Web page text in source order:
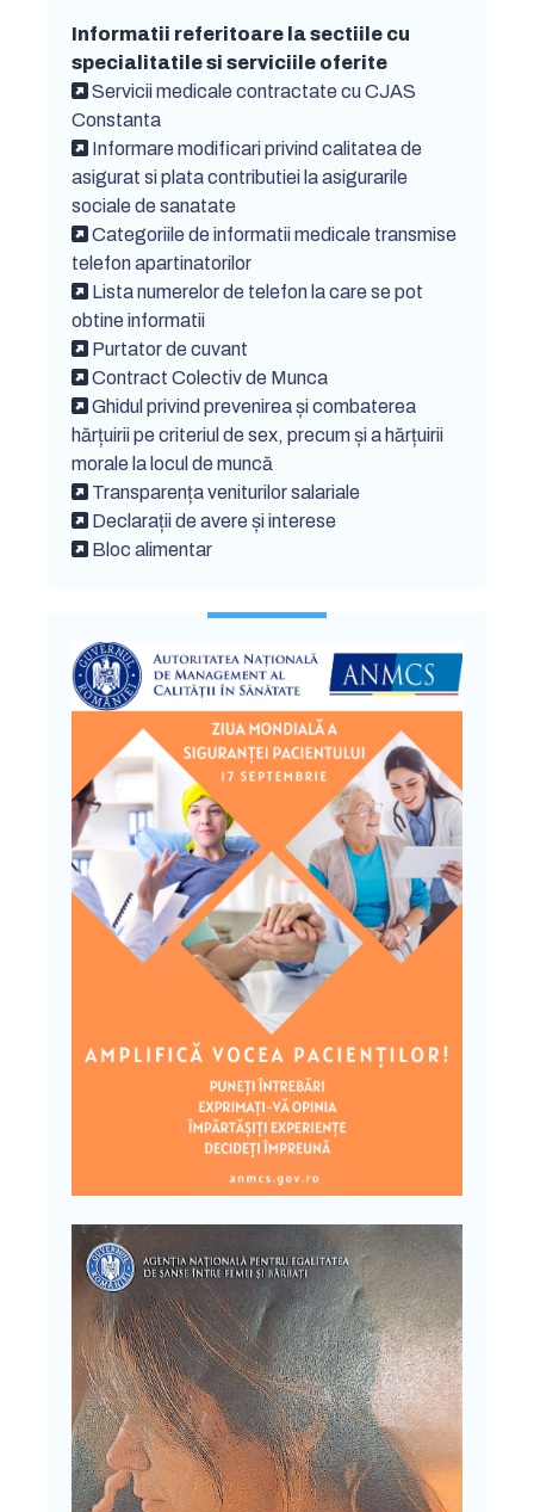
Informatii referitoare la sectiile cu
specialitatile si serviciile oferite
Servicii medicale contractate cu CJAS
Constanta
Informare modificari privind calitatea de
asigurat si plata contributiei la asigurarile
sociale de sanatate
Categoriile de informatii medicale transmise
telefon apartinatorilor
Lista numerelor de telefon la care se pot
obtine informatii
Purtator de cuvant
Contract Colectiv de Munca
Ghidul privind prevenirea și combaterea
hărțuirii pe criteriul de sex, precum și a hărțuirii
morale la locul de muncă
Transparența veniturilor salariale
Declarații de avere și interese
Bloc alimentar